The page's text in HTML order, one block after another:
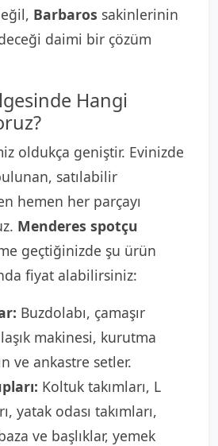
Barbaros sakinlerinin
daimi bir çözüm
Hangi
oldukça geniştir. Evinizde
satılabilir
hemen her parçayı
Menderes spotçu
geçtiğinizde şu ürün
fiyat alabilirsiniz:
Buzdolabı, çamaşır
makinesi, kurutma
ve ankastre setler.
Koltuk takımları, L
yatak odası takımları,
ve başlıklar, yemek